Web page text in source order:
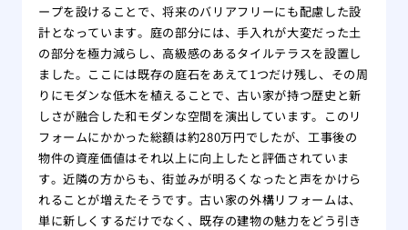
ープを設けることで、将来のバリアフリーにも配慮した設
計となっています。庭の部分には、手入れが大変だった土
の部分を極力減らし、高級感のあるタイルテラスを設置し
ました。ここには既存の庭石をあえて1つだけ残し、その周
りにモダンな低木を植えることで、古い家が持つ歴史と新
しさが融合した和モダンな空間を演出しています。このリ
フォームにかかった総額は約280万円でしたが、工事後の
物件の資産価値はそれ以上に向上したと評価されていま
す。近隣の方からも、街並みが明るくなったと声をかけら
れることが増えたそうです。古い家の外構リフォームは、
単に新しくするだけでなく、既存の建物の魅力をどう引き